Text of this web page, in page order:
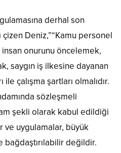
derhal son
Deniz,”“Kamu personel
insan onurunu öncelemek,
saygın iş ilkesine dayanan
çalışma şartları olmalıdır.
sözleşmeli
şekli olarak kabul edildiği
ve uygulamalar, büyük
bağdaştırılabilir değildir.